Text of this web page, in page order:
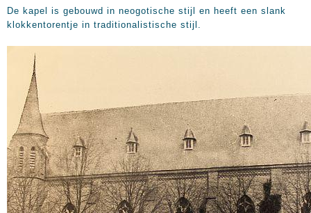
De kapel is gebouwd in neogotische stijl en heeft een slank
klokkentorentje in traditionalistische stijl.